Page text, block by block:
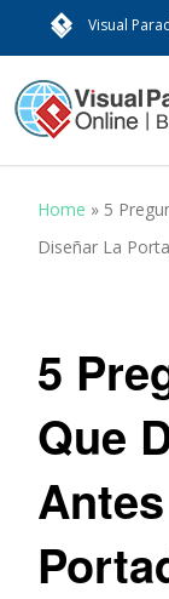
Visual
Home » 5
Diseñar La
5
Que